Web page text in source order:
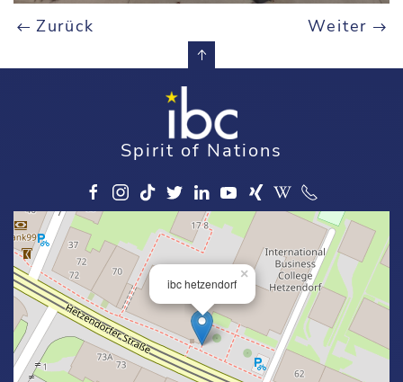
Zurück Weiter
Spirit of Nations
ibc hetzendorf
×